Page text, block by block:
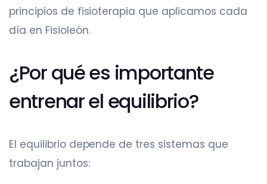
principios de fisioterapia que aplicamos cada
día en Fisioleón.
¿Por qué es importante
entrenar el equilibrio?
El equilibrio depende de tres sistemas que
trabajan juntos: